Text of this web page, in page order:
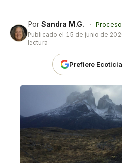
Por Sandra M.G. ·
Publicado el 15 de junio de
lectura
Prefiere